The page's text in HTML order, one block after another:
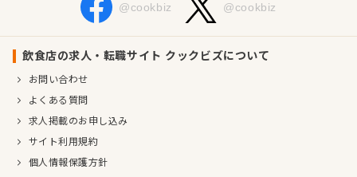
@cookbiz @cookbiz
飲食店の求人・転職サイト クックビズについて
お問い合わせ
よくある質問
求人掲載のお申し込み
サイト利用規約
個人情報保護方針